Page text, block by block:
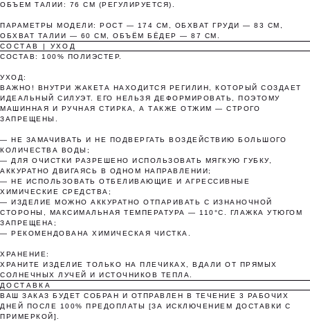
ОБЪЕМ ТАЛИИ: 76 СМ (РЕГУЛИРУЕТСЯ).
ПАРАМЕТРЫ МОДЕЛИ: РОСТ — 174 СМ, ОБХВАТ ГРУДИ — 83 СМ,
ОБХВАТ ТАЛИИ — 60 СМ, ОБЪЁМ БЁДЕР — 87 СМ.
СОСТАВ | УХОД
СОСТАВ: 100% ПОЛИЭСТЕР.
УХОД:
ВАЖНО! ВНУТРИ ЖАКЕТА НАХОДИТСЯ РЕГИЛИН, КОТОРЫЙ СОЗДАЕТ
ИДЕАЛЬНЫЙ СИЛУЭТ. ЕГО НЕЛЬЗЯ ДЕФОРМИРОВАТЬ, ПОЭТОМУ
МАШИННАЯ И РУЧНАЯ СТИРКА, А ТАКЖЕ ОТЖИМ — СТРОГО
ЗАПРЕЩЕНЫ.
— НЕ ЗАМАЧИВАТЬ И НЕ ПОДВЕРГАТЬ ВОЗДЕЙСТВИЮ БОЛЬШОГО
КОЛИЧЕСТВА ВОДЫ;
— ДЛЯ ОЧИСТКИ РАЗРЕШЕНО ИСПОЛЬЗОВАТЬ МЯГКУЮ ГУБКУ,
АККУРАТНО ДВИГАЯСЬ В ОДНОМ НАПРАВЛЕНИИ;
— НЕ ИСПОЛЬЗОВАТЬ ОТБЕЛИВАЮЩИЕ И АГРЕССИВНЫЕ
ХИМИЧЕСКИЕ СРЕДСТВА;
— ИЗДЕЛИЕ МОЖНО АККУРАТНО ОТПАРИВАТЬ С ИЗНАНОЧНОЙ
СТОРОНЫ, МАКСИМАЛЬНАЯ ТЕМПЕРАТУРА — 110°C. ГЛАЖКА УТЮГОМ
ЗАПРЕЩЕНА;
— РЕКОМЕНДОВАНА ХИМИЧЕСКАЯ ЧИСТКА.
ХРАНЕНИЕ:
ХРАНИТЕ ИЗДЕЛИЕ ТОЛЬКО НА ПЛЕЧИКАХ, ВДАЛИ ОТ ПРЯМЫХ
СОЛНЕЧНЫХ ЛУЧЕЙ И ИСТОЧНИКОВ ТЕПЛА.
ДОСТАВКА
ВАШ ЗАКАЗ БУДЕТ СОБРАН И ОТПРАВЛЕН В ТЕЧЕНИЕ 3 РАБОЧИХ
ДНЕЙ ПОСЛЕ 100% ПРЕДОПЛАТЫ [ЗА ИСКЛЮЧЕНИЕМ ДОСТАВКИ С
ПРИМЕРКОЙ].
Оплатите сегодня 25% стоимости покупки
картой любого банка, остальное — тремя
платежами раз в две недели.
Оплата
сегодня
25%
Через 2
недели
Через 4
недели
Через 6
недель
Без комиссий и переплат
Как обычная оплата картой
Понятно